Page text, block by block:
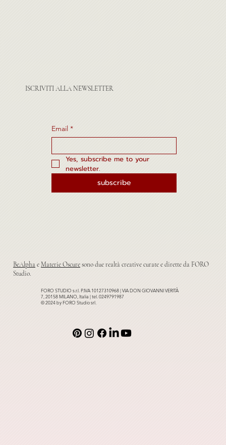
ISCRIVITI ALLA NEWSLETTER
Email *
Yes, subscribe me to your
newsletter.
subscribe
BeAlphaeMaterie Oscuresono due realtà creative curate e dirette da FORO
Studio.
FORO STUDIO s.r.l. P.IVA 10127310968 | VIA DON GIOVANNI VERITÀ
7, 20158 MILANO, Italia | tel. 0249791987
© 2024 by FORO Studio srl.